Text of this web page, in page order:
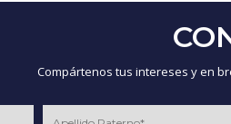
Compártenos tus intereses y en